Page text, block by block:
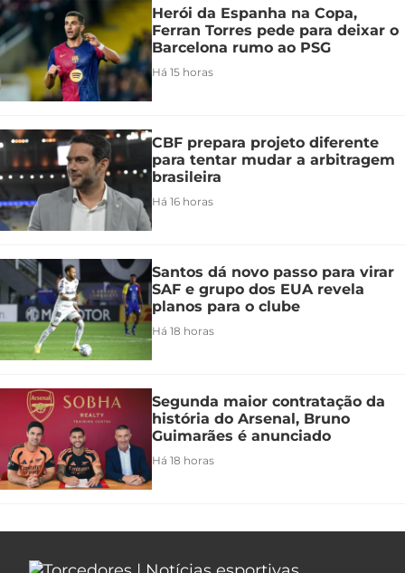
Herói da Espanha na Copa,
Ferran Torres pede para deixar o
Barcelona rumo ao PSG
Há 15 horas
CBF prepara projeto diferente
para tentar mudar a arbitragem
brasileira
Há 16 horas
Santos dá novo passo para virar
SAF e grupo dos EUA revela
planos para o clube
Há 18 horas
Segunda maior contratação da
história do Arsenal, Bruno
Guimarães é anunciado
Há 18 horas